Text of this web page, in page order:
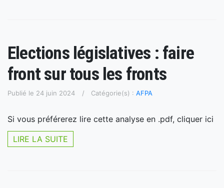
Elections législatives : faire
front sur tous les fronts
Publié le 24 juin 2024 Catégorie(s) : AFPA
Si vous préférerez lire cette analyse en .pdf, cliquer ici
LIRE LA SUITE